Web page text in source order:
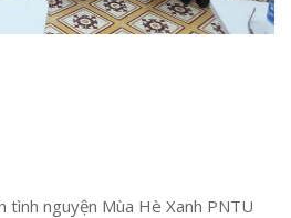
tình nguyện Mùa Hè Xanh PNTU